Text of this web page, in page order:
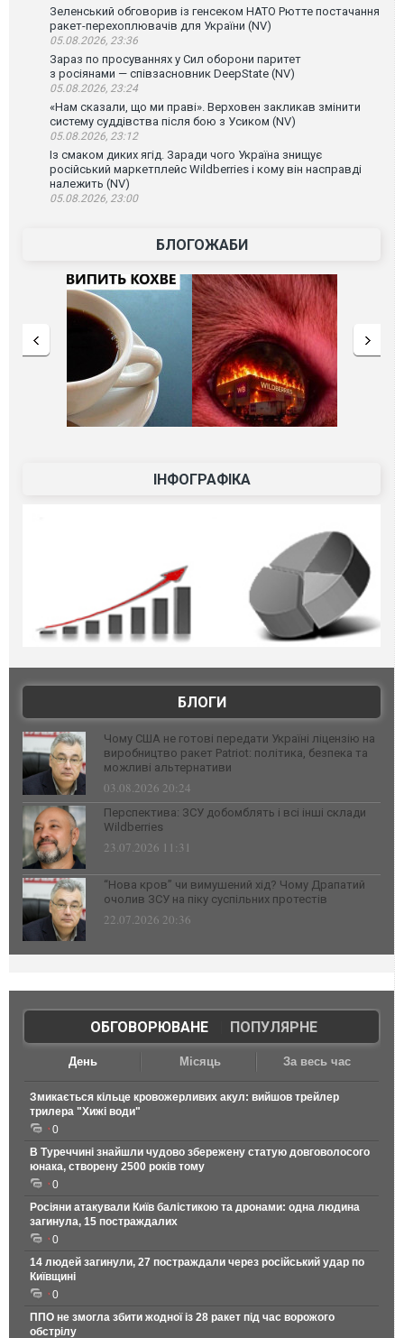
Зеленський обговорив із генсеком НАТО Рютте постачання
ракет-перехоплювачів для України (NV)
05.08.2026, 23:36
Зараз по просуваннях у Сил оборони паритет
з росіянами — співзасновник DeepState (NV)
05.08.2026, 23:24
«Нам сказали, що ми праві». Верховен закликав змінити
систему суддівства після бою з Усиком (NV)
05.08.2026, 23:12
Із смаком диких ягід. Заради чого Україна знищує
російський маркетплейс Wildberries і кому він насправді
належить (NV)
05.08.2026, 23:00
БЛОГОЖАБИ
ІНФОГРАФІКА
БЛОГИ
Чому США не готові передати Україні ліцензію на
виробництво ракет Patriot: політика, безпека та
можливі альтернативи
03.08.2026 20:24
Перспектива: ЗСУ добомблять і всі інші склади
Wildberries
23.07.2026 11:31
“Нова кров” чи вимушений хід? Чому Драпатий
очолив ЗСУ на піку суспільних протестів
22.07.2026 20:36
ОБГОВОРЮВАНЕ| ПОПУЛЯРНЕ
День Місяць За весь час
Змикається кільце кровожерливих акул: вийшов трейлер
трилера "Хижі води"
0
В Туреччині знайшли чудово збережену статую довговолосого
юнака, створену 2500 років тому
0
Росіяни атакували Київ балістикою та дронами: одна людина
загинула, 15 постраждалих
0
14 людей загинули, 27 постраждали через російський удар по
Київщині
0
ППО не змогла збити жодної із 28 ракет під час ворожого
обстрілу